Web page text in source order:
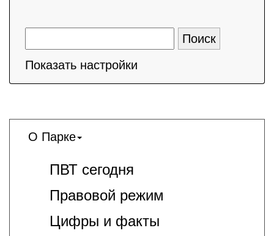
Показать настройки
О Парке
ПВТ сегодня
Правовой режим
Цифры и факты